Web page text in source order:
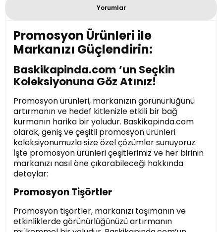
Yorumlar
Promosyon Ürünleri ile
Markanızı Güçlendirin:
Baskikapinda.com ’un Seçkin
Koleksiyonuna Göz Atınız!
Promosyon ürünleri, markanızın görünürlüğünü
artırmanın ve hedef kitlenizle etkili bir bağ
kurmanın harika bir yoludur. Baskikapinda.com
olarak, geniş ve çeşitli promosyon ürünleri
koleksiyonumuzla size özel çözümler sunuyoruz.
İşte promosyon ürünleri çeşitlerimiz ve her birinin
markanızı nasıl öne çıkarabileceği hakkında
detaylar:
Promosyon Tişörtler
Promosyon tişörtler, markanızı taşımanın ve
etkinliklerde görünürlüğünüzü artırmanın